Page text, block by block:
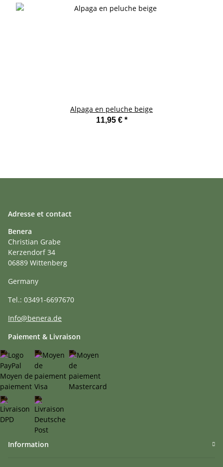
Alpaga en peluche beige
11,95 € *
Adresse et contact
Benera
Christian Grabe
Kerzendorf 34
06889 Wittenberg
Germany
Tel.: 03491-6697670
Info@benera.de
Paiement & Livraison
Information